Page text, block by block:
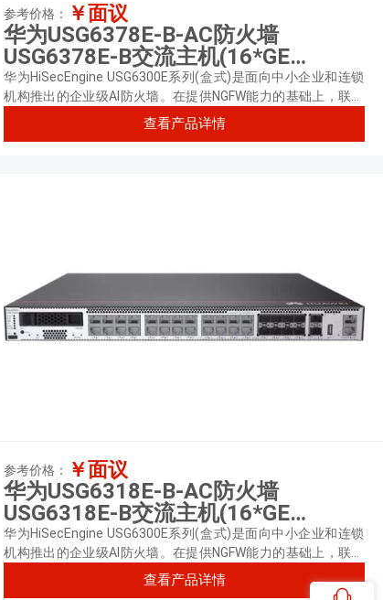
参考价格： ￥面议
华为USG6378E-B-AC防火墙
USG6378E-B交流主机(16*GE
RJ45+8*GE Combo+2*10GE SFP+,1
交流电源)
华为HiSecEngine USG6300E系列(盒式)是面向中小企业和连锁
机构推出的企业级AI防火墙。在提供NGFW能力的基础上，联动
其他安全设备，主动积极防御网络威胁，增强边界检测能力，有
效防御高级威胁，同时解决性能下降问题。
查看产品详情
参考价格： ￥面议
华为USG6318E-B-AC防火墙
USG6318E-B交流主机(16*GE
RJ45+8*GE Combo+2*10GE SFP+,1
交流电源)
华为HiSecEngine USG6300E系列(盒式)是面向中小企业和连锁
机构推出的企业级AI防火墙。在提供NGFW能力的基础上，联动
其他安全设备，主动积极防御网络威胁，增强边界检测能力，有
效防御高级威胁，同时解决性能下降问题。
查看产品详情